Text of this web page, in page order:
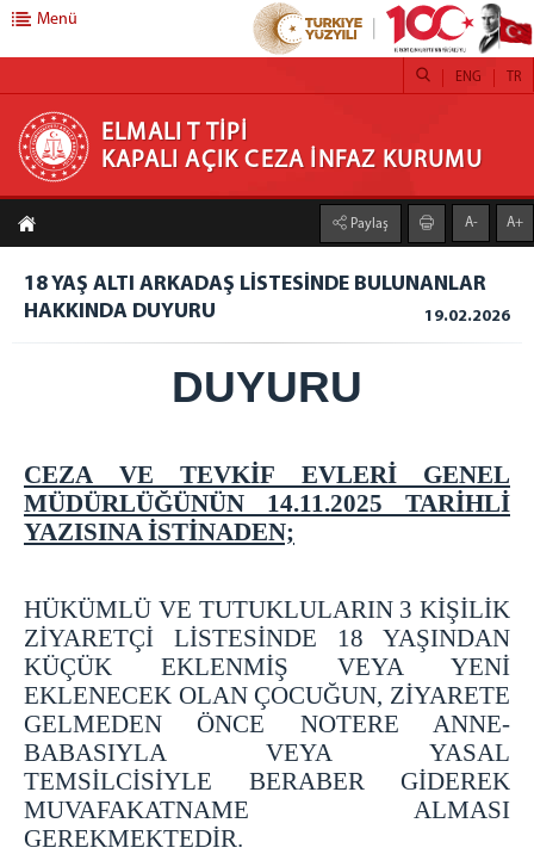
ELMALI T TİPİ KAPALI AÇIK CEZA İNFAZ
KURUMU
HAKKIMIZDA
BİRİMLER
İNFAZ BİRİMİ
ZİYARETÇİ REHBERİ
KAPALI ZİYARET
TELEFON GÖRÜŞÜ
EŞYA YÖNETMELİĞİ
ZİYARET YÖNETMELİĞİ
TELEFON GÖRÜŞÜ YÖNETMELİĞİ
İLETİŞİM
Menü
ELMALI T TİPİ
KAPALI AÇIK CEZA İNFAZ KURUMU
TR
ENG
Paylaş A- A+
18 YAŞ ALTI ARKADAŞ LİSTESİNDE BULUNANLAR
HAKKINDA DUYURU
19.02.2026
DUYURU
CEZA VE TEVKİF EVLERİ GENEL
MÜDÜRLÜĞÜNÜN 14.11.2025 TARİHLİ
YAZISINA İSTİNADEN;
HÜKÜMLÜ VE TUTUKLULARIN 3 KİŞİLİK
ZİYARETÇİ LİSTESİNDE 18 YAŞINDAN
KÜÇÜK EKLENMİŞ VEYA YENİ
EKLENECEK OLAN ÇOCUĞUN, ZİYARETE
GELMEDEN ÖNCE NOTERE ANNE-
BABASIYLA VEYA YASAL
TEMSİLCİSİYLE BERABER GİDEREK
MUVAFAKATNAME ALMASI
GEREKMEKTEDİR.